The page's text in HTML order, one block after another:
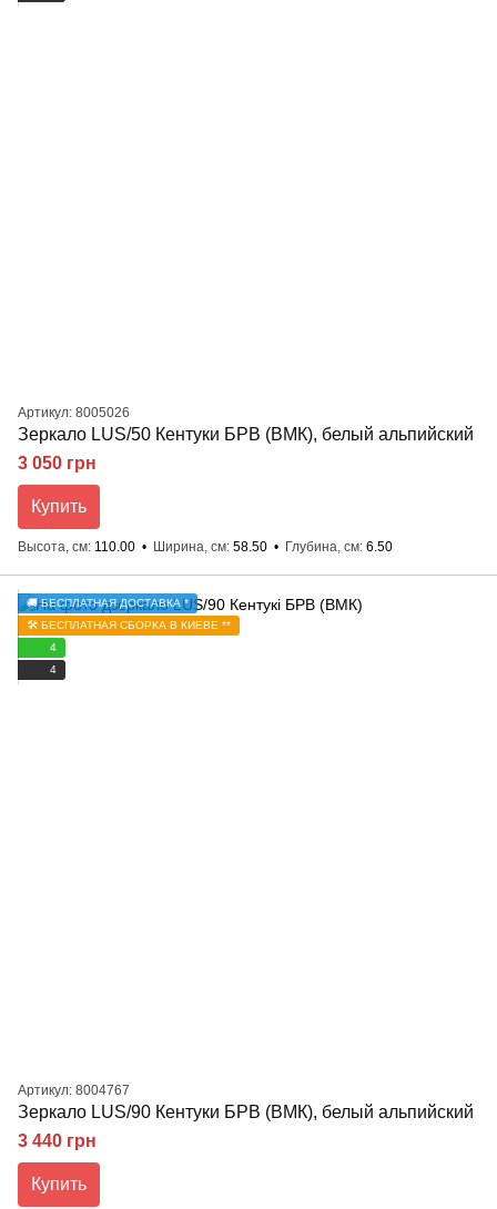
Артикул: 8005026
Зеркало LUS/50 Кентуки БРВ (ВМК), белый альпийский
3 050 грн
Купить
Высота, см 110.00 Ширина, см 58.50 Глубина, см 6.50
🚚 БЕСПЛАТНАЯ ДОСТАВКА *
🛠️ БЕСПЛАТНАЯ СБОРКА В КИЕВЕ **
4
4
Артикул: 8004767
Зеркало LUS/90 Кентуки БРВ (ВМК), белый альпийский
3 440 грн
Купить